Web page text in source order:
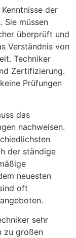
der
Sie müssen
überprüft und
Verständnis von
Techniker
Zertifizierung.
Prüfungen
das
nachweisen.
der ständige
neuesten
oft
sehr
zu großen